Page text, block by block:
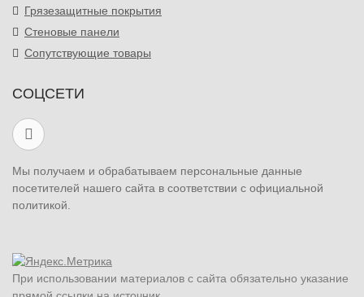
Грязезащитные покрытия
Стеновые панели
Сопутствующие товары
СОЦСЕТИ
Мы получаем и обрабатываем персональные данные
посетителей нашего сайта в соответствии с официальной
политикой.
При использовании материалов с сайта обязательно указание